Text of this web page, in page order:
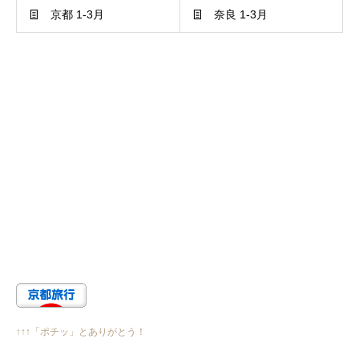
京都 1-3月 奈良 1-3月
↑↑↑「ポチッ」とありがとう！